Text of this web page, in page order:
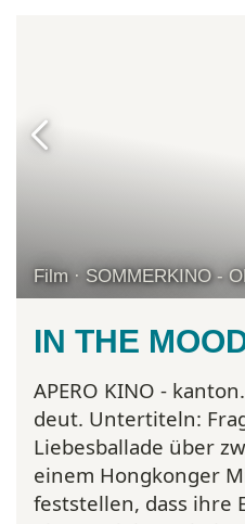
Film · SOMMERKINO -
IN THE
APERO KINO -
deut. Untertiteln:
Liebesballade über
einem Hongkonger
feststellen, dass ihre